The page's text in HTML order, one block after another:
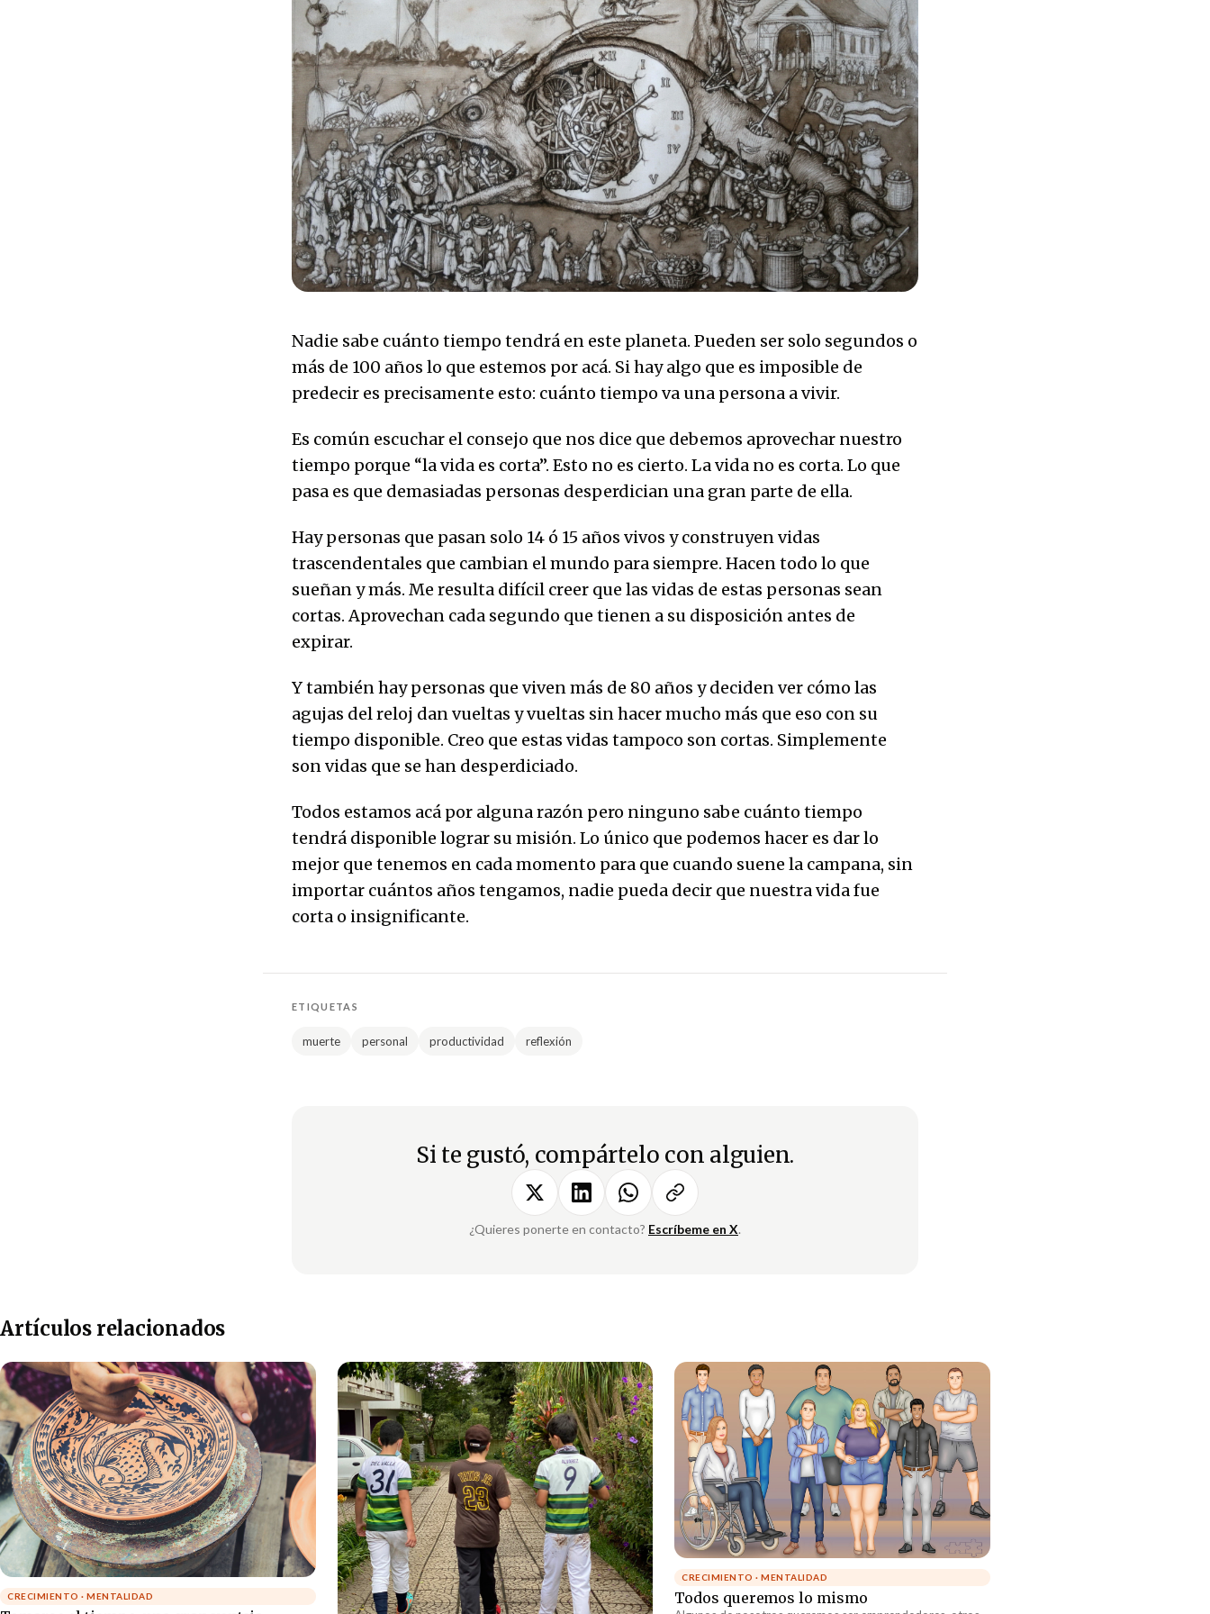
Nadie sabe cuánto tiempo tendrá en este planeta. Pueden ser solo segundos o
más de 100 años lo que estemos por acá. Si hay algo que es imposible de
predecir es precisamente esto: cuánto tiempo va una persona a vivir.
Es común escuchar el consejo que nos dice que debemos aprovechar nuestro
tiempo porque “la vida es corta”. Esto no es cierto. La vida no es corta. Lo que
pasa es que demasiadas personas desperdician una gran parte de ella.
Hay personas que pasan solo 14 ó 15 años vivos y construyen vidas
trascendentales que cambian el mundo para siempre. Hacen todo lo que
sueñan y más. Me resulta difícil creer que las vidas de estas personas sean
cortas. Aprovechan cada segundo que tienen a su disposición antes de
expirar.
Y también hay personas que viven más de 80 años y deciden ver cómo las
agujas del reloj dan vueltas y vueltas sin hacer mucho más que eso con su
tiempo disponible. Creo que estas vidas tampoco son cortas. Simplemente
son vidas que se han desperdiciado.
Todos estamos acá por alguna razón pero ninguno sabe cuánto tiempo
tendrá disponible lograr su misión. Lo único que podemos hacer es dar lo
mejor que tenemos en cada momento para que cuando suene la campana, sin
importar cuántos años tengamos, nadie pueda decir que nuestra vida fue
corta o insignificante.
ETIQUETAS
muerte personal productividad reflexión
Si te gustó, compártelo con alguien.
¿Quieres ponerte en contacto? Escríbeme en X.
Artículos relacionados
CRECIMIENTO · MENTALIDAD
CRECIMIENTO · MENTALIDAD
Todos queremos lo mismo